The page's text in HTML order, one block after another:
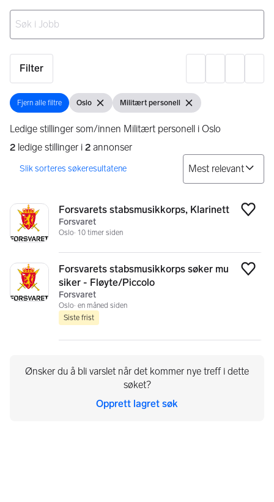
Filter
Fjern alle filtre
Fjern alle filtre Vis filter
Oslo Fjern filterVis filter
Militært personell Fjern filter
Ledige stillinger som/innen Militært personell i Oslo
2 ledige stillinger i 2 annonser
Søkeresultater
Forsvarets stabsmusikkorps, Klarinett
Forsvaret
Oslo 10 timer siden
Forsvarets stabsmusikkorps søker mu
siker - Fløyte/Piccolo
Forsvaret
Oslo en måned siden
Siste frist
Ønsker du å bli varslet når det kommer nye treff i dette
søket?
Opprett lagret søk